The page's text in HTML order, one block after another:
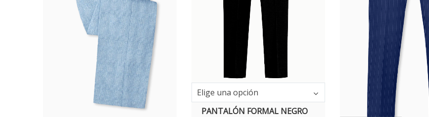
Elige una opción
PANTALÓN FORMAL NEGRO